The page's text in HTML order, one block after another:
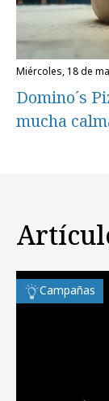
miércoles, 18 de
Domino´s
mucha
Campañas